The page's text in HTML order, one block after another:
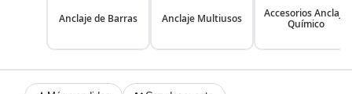
Anclaje de Barras Anclaje Multiusos
Accesorios Anclaje
Químico